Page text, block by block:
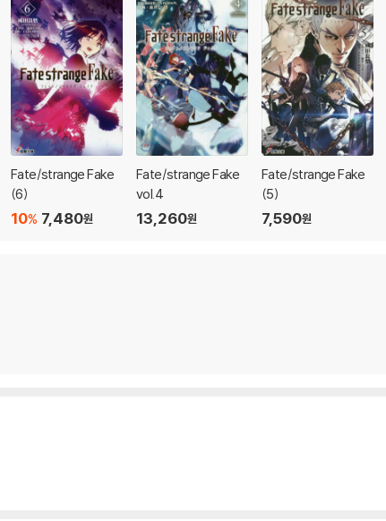
Fate/strange Fake
(6)
7,480원
10%
Fate/strange Fake
vol.4
13,260원
Fate/strange Fake
(5)
7,590원